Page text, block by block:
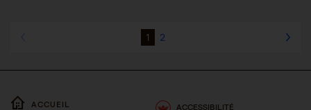
1 2
ACCUEIL ACCESSIBILITÉ